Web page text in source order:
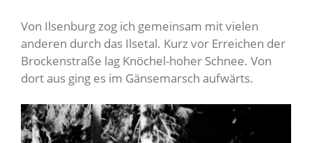
Von Ilsenburg zog ich gemeinsam mit vielen
anderen durch das Ilsetal. Kurz vor Erreichen der
Brockenstraße lag Knöchel-hoher Schnee. Von
dort aus ging es im Gänsemarsch aufwärts.